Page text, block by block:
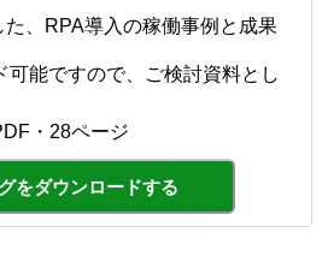
た、RPA導入の稼働事例と成果
可能ですので、ご検討資料とし
・28ページ
をダウンロードする